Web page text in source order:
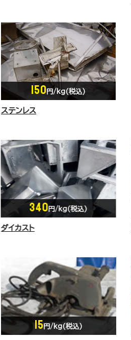
150 円/kg(税込)
ステンレス
305円/kg(税込)
機械アルミ
15円/kg(税込)